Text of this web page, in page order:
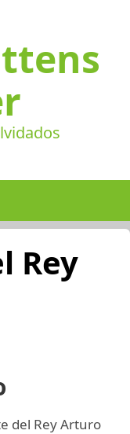
Rey
del Rey Arturo